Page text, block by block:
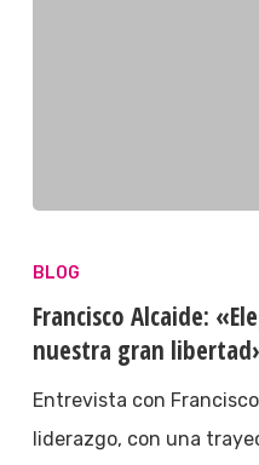
BLOG
Francisco Alcaide:
nuestra gran
Entrevista con
liderazgo, con una